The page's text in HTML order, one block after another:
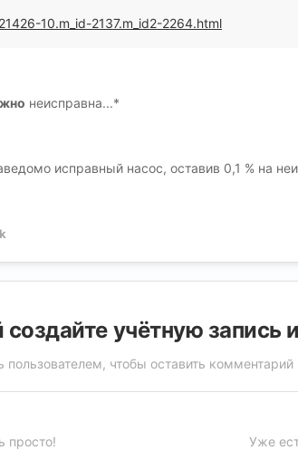
10.m_id-2137.m_id2-2264.html
неисправна...*
исправный насос, оставив 0,1 % на
учётную запись
чтобы оставить комментарий
просто! Уже